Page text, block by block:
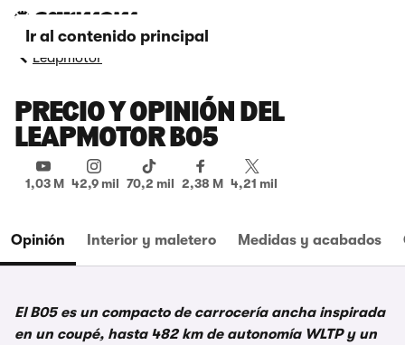
Ir al contenido principal
Leapmotor
PRECIO Y OPINIÓN DEL
LEAPMOTOR B05
1,03 M 42,9 mil 70,2 mil 2,38 M 4,21 mil
Opinión Interior y maletero Medidas y acabados
El B05 es un compacto de carrocería ancha inspirada
en un coupé, hasta 482 km de autonomía WLTP y un